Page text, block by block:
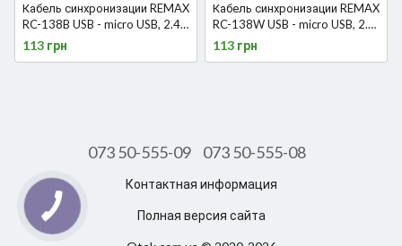
Кабель синхронизации REMAX
RC-138B USB - micro USB, 2.4
А
113 грн
Кабель синхронизации REMAX
RC-138W USB - micro USB, 2.4
А
113 грн
073 50-555-09 073 50-555-08
Контактная информация
Полная версия сайта